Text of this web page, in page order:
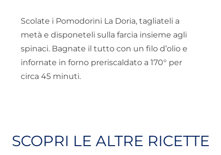
Scolate i Pomodorini La Doria, tagliateli a
metà e disponeteli sulla farcia insieme agli
spinaci. Bagnate il tutto con un filo d’olio e
infornate in forno preriscaldato a 170° per
circa 45 minuti.
SCOPRI LE ALTRE RICETTE